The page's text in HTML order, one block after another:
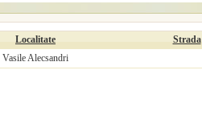
Localitate Strada
Vasile Alecsandri